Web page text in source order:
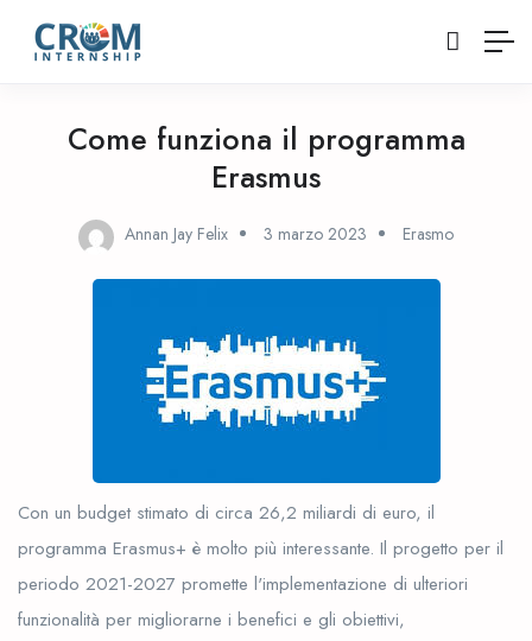
Come funziona il programma
Erasmus
Annan Jay Felix 3 marzo 2023 Erasmo
Con un budget stimato di circa 26,2 miliardi di euro, il
programma Erasmus+ è molto più interessante. Il progetto per il
periodo 2021-2027 promette l'implementazione di ulteriori
funzionalità per migliorarne i benefici e gli obiettivi,